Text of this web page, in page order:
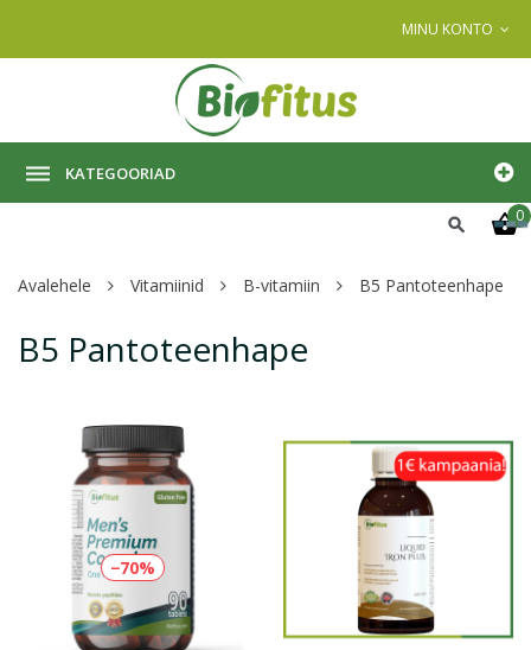
MINU KONTO
KATEGOORIAD
0
Avalehele Vitamiinid B-vitamiin B5 Pantoteenhape
B5 Pantoteenhape
−70%